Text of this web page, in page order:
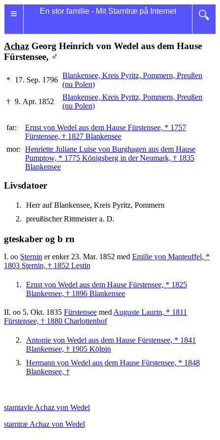
≡ 🔍
En stor familie - Mit Stamtræ på Internet
Achaz Georg Heinrich von Wedel aus dem Hause
Fürstensee, ♂
* 17. Sep. 1796
Blankensee, Kreis Pyritz, Pommern, Preußen
(nu Polen)
† 9. Apr. 1852
Blankensee, Kreis Pyritz, Pommern, Preußen
(nu Polen)
far:
Ernst von Wedel aus dem Hause Fürstensee, * 1757
Fürstensee, † 1827 Blankensee
mor: Henriette Juliane Luise von Burghagen aus dem Hause
Pumptow, * 1775 Königsberg in der Neumark, † 1835
Blankensee
Livsdatoer
Herr auf Blankensee, Kreis Pyritz, Pommern
preußischer Rittmeister a. D.
gteskaber og b rn
I. oo Sternin er enker 23. Mar. 1852 med Emilie von Manteuffel, *
1803 Sternin, † 1852 Lestin
Ernst von Wedel aus dem Hause Fürstensee, * 1825
Blankensee, † 1896 Blankensee
II. oo 5. Okt. 1835 Fürstensee med Auguste Laurin, * 1811
Fürstensee, † 1880 Charlottenhof
Antonie von Wedel aus dem Hause Fürstensee, * 1841
Blankensee, † 1905 Kölpin
Hermann von Wedel aus dem Hause Fürstensee, * 1848
Blankensee, †
stamtavle Achaz von Wedel
stamtræ Achaz von Wedel